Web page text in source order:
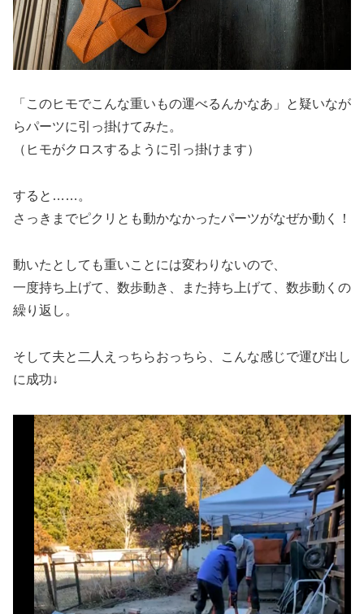
「このヒモでこんな重いもの運べるんかなあ」と疑いなが
らパーツに引っ掛けてみた。
（ヒモがクロスするように引っ掛けます）
すると……。
さっきまでピクリとも動かなかったパーツがなぜか動く！
動いたとしても重いことには変わりないので、
一度持ち上げて、数歩動き、また持ち上げて、数歩動くの
繰り返し。
そして夫と二人えっちらおっちら、こんな感じで運び出し
に成功↓